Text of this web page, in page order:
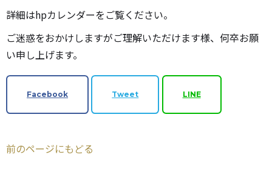
詳細はhpカレンダーをご覧ください。
ご迷惑をおかけしますがご理解いただけます様、何卒お願
い申し上げます。
Facebook Tweet LINE
前のページにもどる